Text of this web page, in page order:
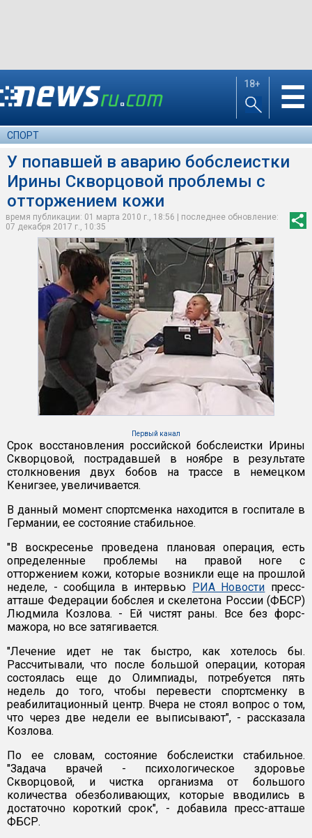
18+ ☰
СПОРТ
У попавшей в аварию бобслеистки
Ирины Скворцовой проблемы с
отторжением кожи
время публикации: 01 марта 2010 г., 18:56 | последнее обновление:
07 декабря 2017 г., 10:35
Первый канал
Срок восстановления российской бобслеистки Ирины
Скворцовой, пострадавшей в ноябре в результате
столкновения двух бобов на трассе в немецком
Кенигзее, увеличивается.
В данный момент спортсменка находится в госпитале в
Германии, ее состояние стабильное.
"В воскресенье проведена плановая операция, есть
определенные проблемы на правой ноге с
отторжением кожи, которые возникли еще на прошлой
неделе, - сообщила в интервью РИА Новости пресс-
атташе Федерации бобслея и скелетона России (ФБСР)
Людмила Козлова. - Ей чистят раны. Все без форс-
мажора, но все затягивается.
"Лечение идет не так быстро, как хотелось бы.
Рассчитывали, что после большой операции, которая
состоялась еще до Олимпиады, потребуется пять
недель до того, чтобы перевести спортсменку в
реабилитационный центр. Вчера не стоял вопрос о том,
что через две недели ее выписывают", - рассказала
Козлова.
По ее словам, состояние бобслеистки стабильное.
"Задача врачей - психологическое здоровье
Скворцовой, и чистка организма от большого
количества обезболивающих, которые вводились в
достаточно короткий срок", - добавила пресс-атташе
ФБСР.